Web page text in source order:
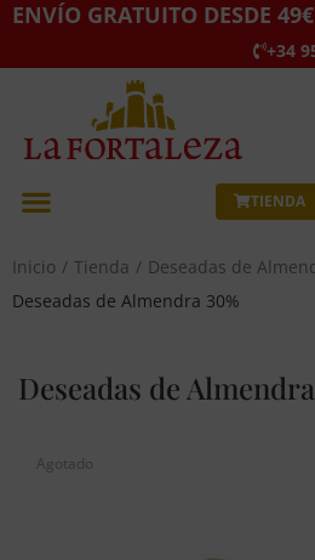
ENVÍO GRATUITO DESDE 49€
+34
TIENDA
Inicio / Tienda / Deseadas de
Deseadas de Almendra 30%
Deseadas de
Agotado